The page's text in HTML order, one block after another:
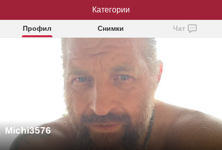
Michi3576
Профил Снимки Чат
Michi3576
Категории